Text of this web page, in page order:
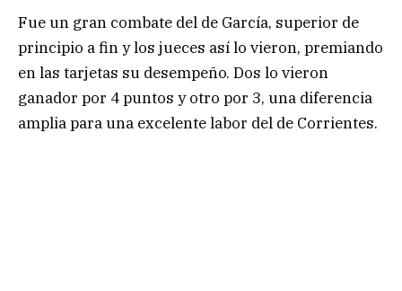
Fue un gran combate del de García, superior de
principio a fin y los jueces así lo vieron, premiando
en las tarjetas su desempeño. Dos lo vieron
ganador por 4 puntos y otro por 3, una diferencia
amplia para una excelente labor del de Corrientes.